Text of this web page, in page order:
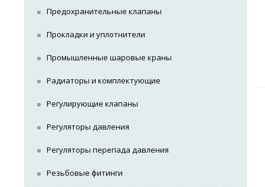
Предохранительные клапаны
Прокладки и уплотнители
Промышленные шаровые краны
Радиаторы и комплектующие
Регулирующие клапаны
Регуляторы давления
Регуляторы перепада давления
Резьбовые фитинги